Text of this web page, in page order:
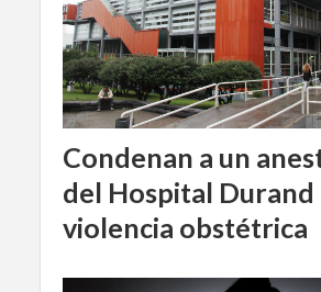
Condenan a un
del Hospital
violencia obstétrica